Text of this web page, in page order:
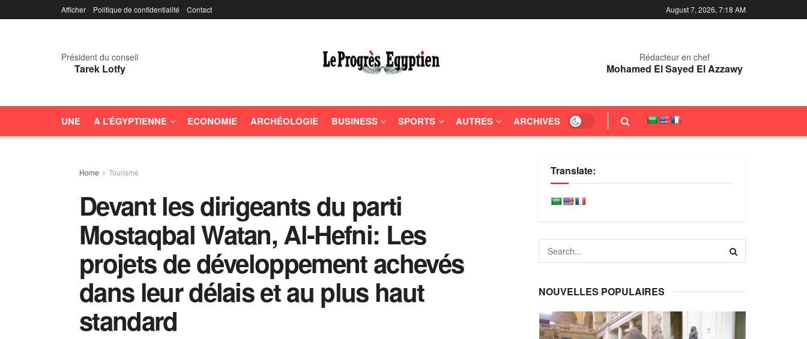
Afficher Politique de confidentialité Contact August 7, 2026, 7:19 AM
Président du conseil
Tarek Lotfy
Rédacteur en chef
Mohamed El Sayed El Azzawy
UNE A L’ÉGYPTIENNE ECONOMIE ARCHÉOLOGIE BUSINESS SPORTS AUTRES ARCHIVES
Home Tourisme
Devant les dirigeants du parti
Mostaqbal Watan, Al-Hefni: Les
projets de développement achevés
dans leur délais et au plus haut
standard
Translate:
NOUVELLES POPULAIRES